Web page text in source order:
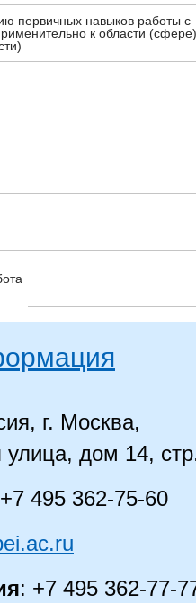
первичных навыков работы с
к области (сфере)
г. Москва,
улица, дом 14,
495 362-75-60
: +7 495 362-77-